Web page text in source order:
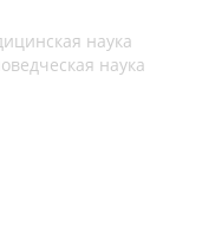
наука
наука